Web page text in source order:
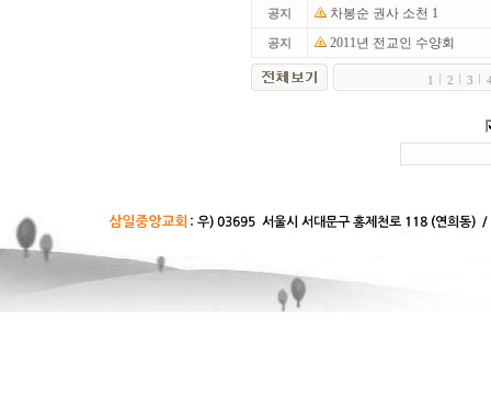
공지 차봉순 권사 소천 1
공지 2011년 전교인 수양회
1 2 3